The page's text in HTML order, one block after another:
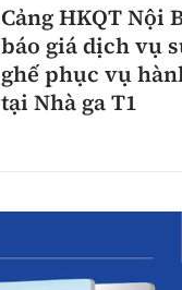
Cảng HKQT Nội
báo giá dịch vụ
ghế phục vụ
tại Nhà ga T1